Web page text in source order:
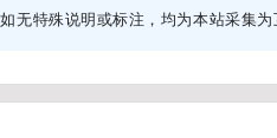
无特殊说明或标注，均为本站采集